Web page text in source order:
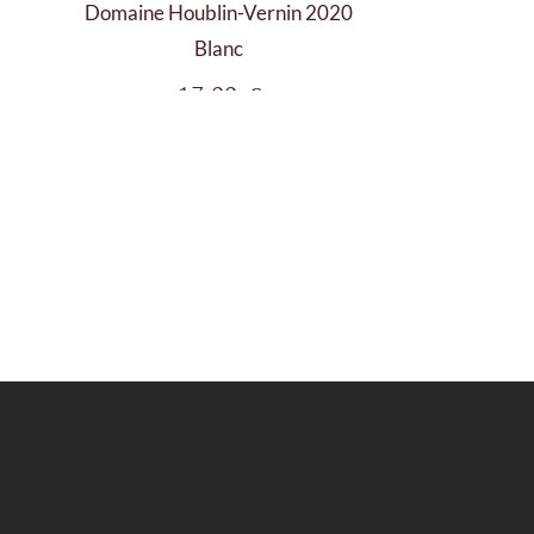
Domaine Houblin-Vernin 2020
Blanc
17,00 €Prix